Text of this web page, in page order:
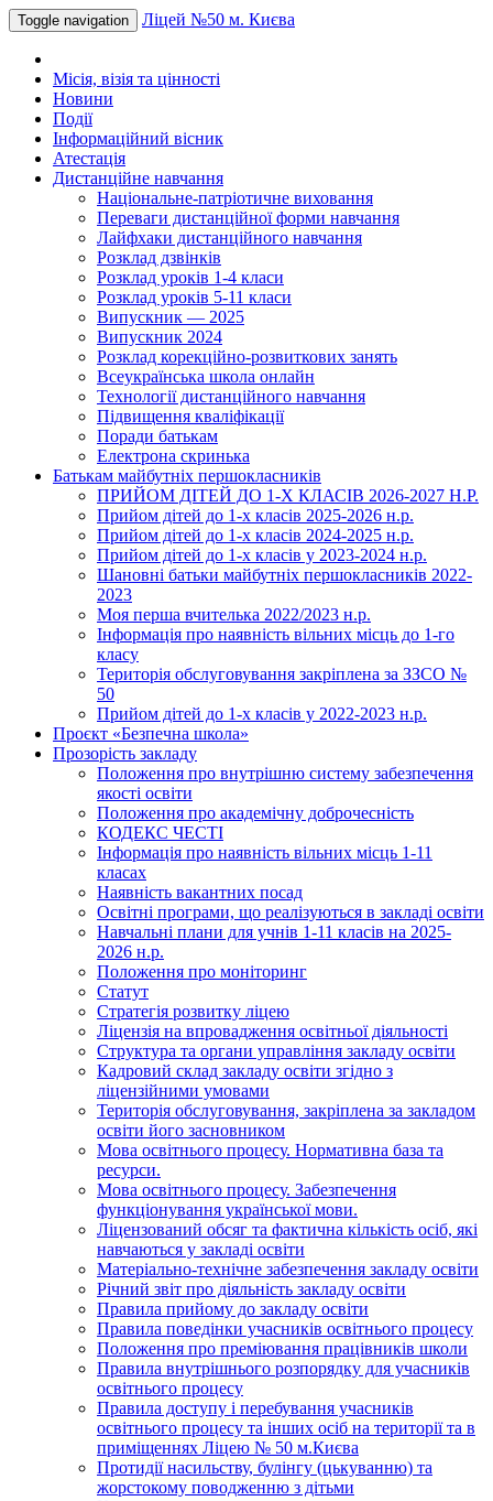
Toggle navigation Ліцей №50 м. Києва
Місія, візія та цінності
Новини
Події
Інформаційний вісник
Атестація
Дистанційне навчання
Національне-патріотичне виховання
Переваги дистанційної форми навчання
Лайфхаки дистанційного навчання
Розклад дзвінків
Розклад уроків 1-4 класи
Розклад уроків 5-11 класи
Випускник — 2025
Випускник 2024
Розклад корекційно-розвиткових занять
Всеукраїнська школа онлайн
Технології дистанційного навчання
Підвищення кваліфікації
Поради батькам
Електрона скринька
Батькам майбутніх першокласників
ПРИЙОМ ДІТЕЙ ДО 1-Х КЛАСІВ 2026-2027 Н.Р.
Прийом дітей до 1-х класів 2025-2026 н.р.
Прийом дітей до 1-х класів 2024-2025 н.р.
Прийом дітей до 1-х класів у 2023-2024 н.р.
Шановні батьки майбутніх першокласників 2022-
2023
Моя перша вчителька 2022/2023 н.р.
Інформація про наявність вільних місць до 1-го
класу
Територія обслуговування закріплена за ЗЗСО №
50
Прийом дітей до 1-х класів у 2022-2023 н.р.
Проєкт «Безпечна школа»
Прозорість закладу
Положення про внутрішню систему забезпечення
якості освіти
Положення про академічну доброчесність
КОДЕКС ЧЕСТІ
Інформація про наявність вільних місць 1-11
класах
Наявність вакантних посад
Освітні програми, що реалізуються в закладі освіти
Навчальні плани для учнів 1-11 класів на 2025-
2026 н.р.
Положення про моніторинг
Статут
Стратегія розвитку ліцею
Ліцензія на впровадження освітньої діяльності
Структура та органи управління закладу освіти
Кадровий склад закладу освіти згідно з
ліцензійними умовами
Територія обслуговування, закріплена за закладом
освіти його засновником
Мова освітнього процесу. Нормативна база та
ресурси.
Мова освітнього процесу. Забезпечення
функціонування української мови.
Ліцензований обсяг та фактична кількість осіб, які
навчаються у закладі освіти
Матеріально-технічне забезпечення закладу освіти
Річний звіт про діяльність закладу освіти
Правила прийому до закладу освіти
Правила поведінки учасників освітнього процесу
Положення про преміювання працівників школи
Правила внутрішнього розпорядку для учасників
освітнього процесу
Правила доступу і перебування учасників
освітнього процесу та інших осіб на території та в
приміщеннях Ліцею № 50 м.Києва
Протидії насильству, булінгу (цькуванню) та
жорстокому поводженню з дітьми